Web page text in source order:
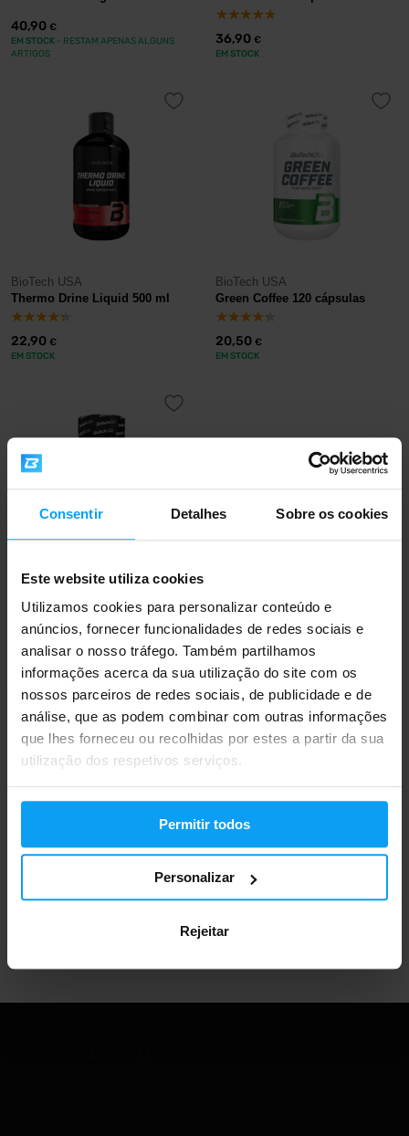
Consentir Detalhes Sobre os cookies
Este website utiliza cookies
Utilizamos cookies para personalizar conteúdo e
anúncios, fornecer funcionalidades de redes sociais e
analisar o nosso tráfego. Também partilhamos
informações acerca da sua utilização do site com os
nossos parceiros de redes sociais, de publicidade e de
análise, que as podem combinar com outras informações
que lhes forneceu ou recolhidas por estes a partir da sua
utilização dos respetivos serviços.
Permitir todos
Personalizar
Rejeitar
40,90 €
EM STOCK - RESTAM APENAS ALGUNS
ARTIGOS
36,90 €
EM STOCK
BioTech USA
Thermo Drine Liquid 500 ml
22,90 €
EM STOCK
BioTech USA
Green Coffee 120 cápsulas
20,50 €
EM STOCK
BioTech USA
Thermo Drine 60 cápsulas
19,50€
EM STOCK
Envio rápido
Apoio ao cliente profissional